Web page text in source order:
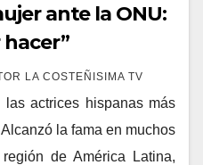
ante la ONU:
LA COSTEÑISIMA TV
actrices hispanas más
la fama en muchos
de América Latina,